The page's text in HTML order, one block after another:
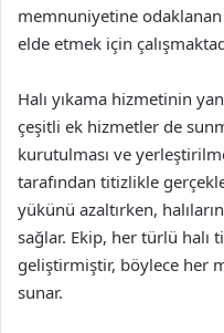
memnuniyetine
elde etmek için
Halı yıkama hizmetinin
çeşitli ek hizmetler de
kurutulması ve
tarafından titizlikle
yükünü azaltırken,
sağlar. Ekip, her türlü
geliştirmiştir, böylece her
sunar.